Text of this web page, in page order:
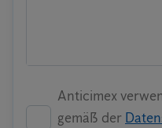
Anticimex
gemäß der